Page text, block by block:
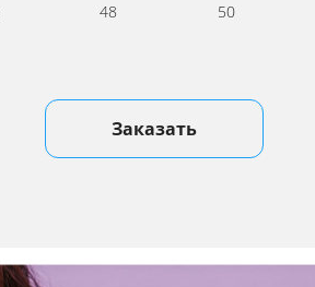
48 50
Заказать